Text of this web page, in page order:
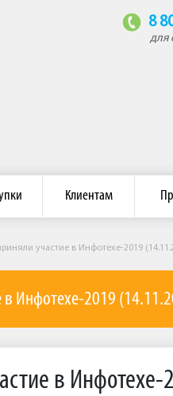
8
для
Клиентам
участие в Инфотехе-2019
в Инфотехе-2019
в Инфотехе-